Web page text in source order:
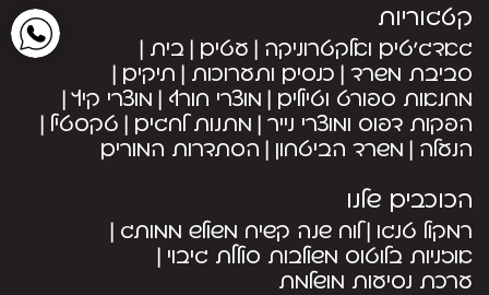
קטגוריות
גאדג’טים ואלקטרוניקה עטים בית
סביבת משרד כנסים ותערוכות תיקים
מחנאות ספורט וטיולים מוצרי חורף מוצרי קיץ
הפקות דפוס ומוצרי נייר מתנות לחגים טקסטיל
הנעלה משרד הביטחון הסתדרות המורים
הכוכבים שלנו
רמקול טנגו לוח שנה קשיח משולש ממותג
אוזניות בלוטוס משולבות סוללת גיבוי
ערכת נסיעות מושלמת